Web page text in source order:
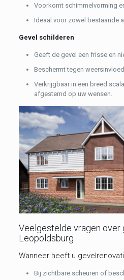
Voorkomt schimmelvorming
Ideaal voor zowel bestaande
Gevel schilderen
Geeft de gevel een frisse en
Beschermt tegen
Verkrijgbaar in een breed
afgestemd op uw wensen.
Veelgestelde vragen over
Leopoldsburg
Wanneer heeft u
Bij zichtbare scheuren of